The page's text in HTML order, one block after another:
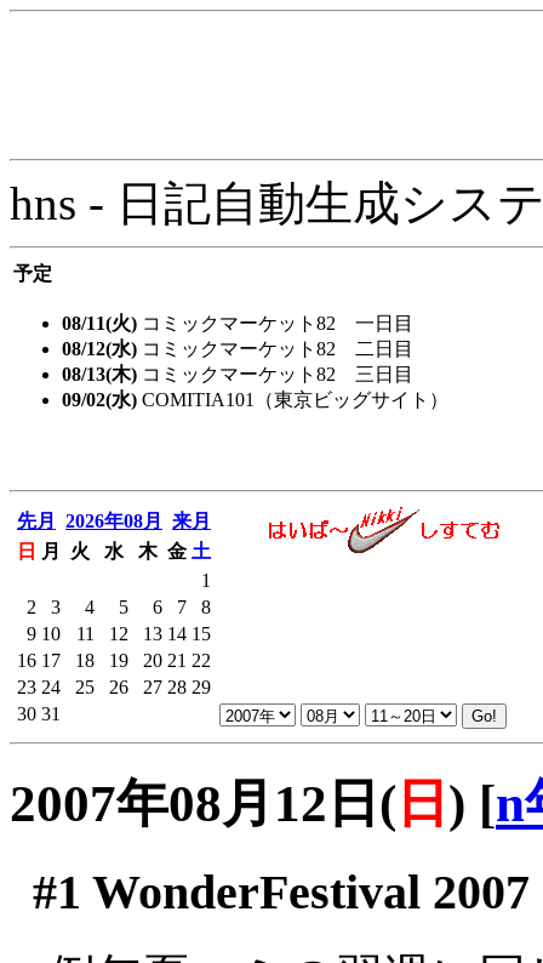
hns - 日記自動生成シス
予定
08/11(火) コミックマーケット82 一日目
08/12(水) コミックマーケット82 二日目
08/13(木) コミックマーケット82 三日目
09/02(水) COMITIA101（東京ビッグサイト）
先月 2026年08月
来月
日
月 火 水 木 金 土
1
2
3 4 5 6 7
8
9 10 11 12 13 14 15
16 17 18 19 20 21 22
23 24 25 26 27 28 29
30 31
2007年08月12日( 日 ) [n
#1 WonderFestival